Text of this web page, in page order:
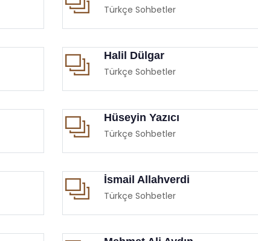
Türkçe Sohbetler
Halil Dülgar
Türkçe Sohbetler
Hüseyin Yazıcı
Türkçe Sohbetler
İsmail Allahverdi
Türkçe Sohbetler